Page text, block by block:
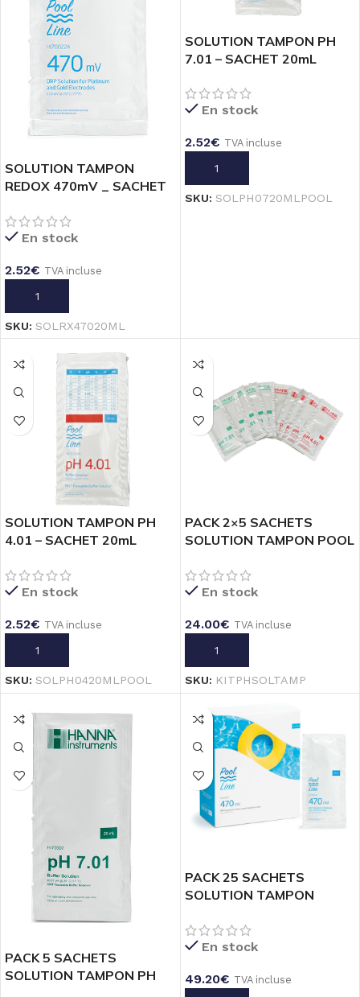
PP
SOLUTION TAMPON
REDOX 470mV _ SACHET
En stock
2.52€ TVA incluse
AJOUTER AU PANIER
SKU: SOLRX47020ML
SOLUTION TAMPON PH
7.01 – SACHET 20mL
En stock
2.52€ TVA incluse
AJOUTER AU PANIER
SKU: SOLPH0720MLPOOL
SOLUTION TAMPON PH
4.01 – SACHET 20mL
En stock
2.52€ TVA incluse
AJOUTER AU PANIER
SKU: SOLPH0420MLPOOL
PACK 2×5 SACHETS
SOLUTION TAMPON POOL
En stock
24.00€ TVA incluse
AJOUTER AU PANIER
SKU: KITPHSOLTAMP
PACK 5 SACHETS
SOLUTION TAMPON PH
PACK 25 SACHETS
SOLUTION TAMPON
En stock
49.20€ TVA incluse